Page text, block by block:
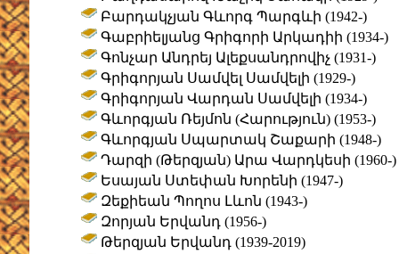
Բարդակչյան Գևորգ Պարգևի (1942-)
Գաբրիելյանց Գրիգորի Արկադիի (1934-)
Գոնչար Անդրեյ Ալեքսանդրովիչ (1931-)
Գրիգորյան Սամվել Սամվելի (1929-)
Գրիգորյան Վարդան Սամվելի (1934-)
Գևորգյան Ռեյմոն (Հարություն) (1953-)
Գևորգյան Սպարտակ Շաքարի (1948-)
Դարզի (Թերզյան) Արա Վարդկեսի (1960-)
Եսայան Ստեփան Խորենի (1947-)
Զեքիեան Պողոս Լևոն (1943-)
Զորյան Երվանդ (1956-)
Թերզյան Երվանդ (1939-2019)